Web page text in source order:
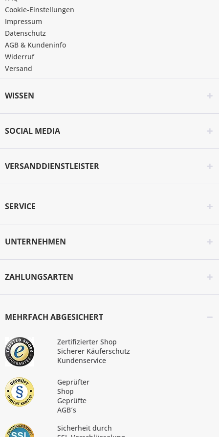
Cookie-Einstellungen
Impressum
Datenschutz
AGB & Kundeninfo
Widerruf
Versand
WISSEN
SOCIAL MEDIA
VERSANDDIENSTLEISTER
SERVICE
UNTERNEHMEN
ZAHLUNGSARTEN
MEHRFACH ABGESICHERT
Zertifizierter Shop
Sicherer Käuferschutz
Kundenservice
Geprüfter
Shop
Geprüfte
AGB´s
Sicherheit durch